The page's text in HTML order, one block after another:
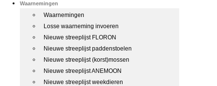
Waarnemingen
Waarnemingen
Losse waarneming invoeren
Nieuwe streeplijst FLORON
Nieuwe streeplijst paddenstoelen
Nieuwe streeplijst (korst)mossen
Nieuwe streeplijst ANEMOON
Nieuwe streeplijst weekdieren